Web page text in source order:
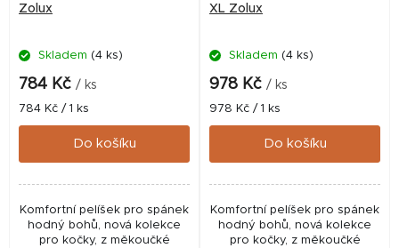
Zolux
Skladem (4 ks)
784 Kč / ks
Měrná
cena:
784 Kč / 1 ks
Do košíku
Komfortní pelíšek pro spánek
hodný bohů, nová kolekce
pro kočky, z měkoučké
XL Zolux
Skladem (4 ks)
978 Kč / ks
Měrná
cena:
978 Kč / 1 ks
Do košíku
Komfortní pelíšek pro spánek
hodný bohů, nová kolekce
pro kočky, z měkoučké